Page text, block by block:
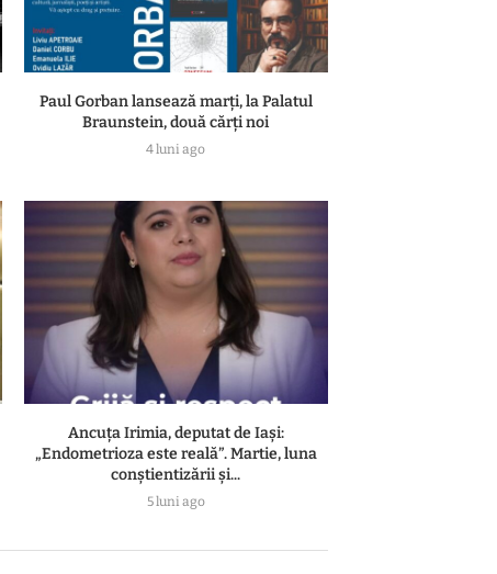
Paul Gorban lansează marți, la Palatul
Braunstein, două cărți noi
4 luni ago
Ancuța Irimia, deputat de Iași:
„Endometrioza este reală”. Martie, luna
conștientizării și...
5 luni ago